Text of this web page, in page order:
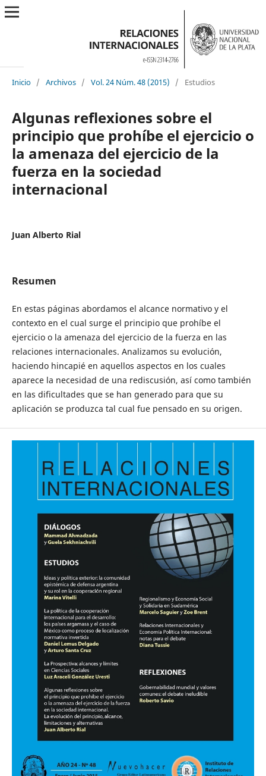
Inicio / Archivos / Vol. 24 Núm. 48 (2015) / Estudios
Algunas reflexiones sobre el
principio que prohíbe el ejercicio o
la amenaza del ejercicio de la
fuerza en la sociedad
internacional
Juan Alberto Rial
Resumen
En estas páginas abordamos el alcance normativo y el
contexto en el cual surge el principio que prohíbe el
ejercicio o la amenaza del ejercicio de la fuerza en las
relaciones internacionales. Analizamos su evolución,
haciendo hincapié en aquellos aspectos en los cuales
aparece la necesidad de una rediscusión, así como también
en las dificultades que se han generado para que su
aplicación se produzca tal cual fue pensado en su origen.